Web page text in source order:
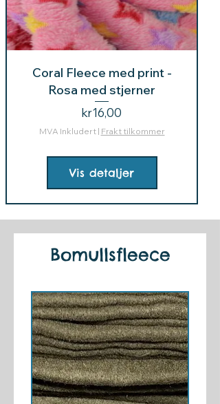
Coral Fleece med print -
Rosa med stjerner
kr16,00
MVA Inkludert| Frakt tilkommer
Vis detaljer
Bomullsfleece